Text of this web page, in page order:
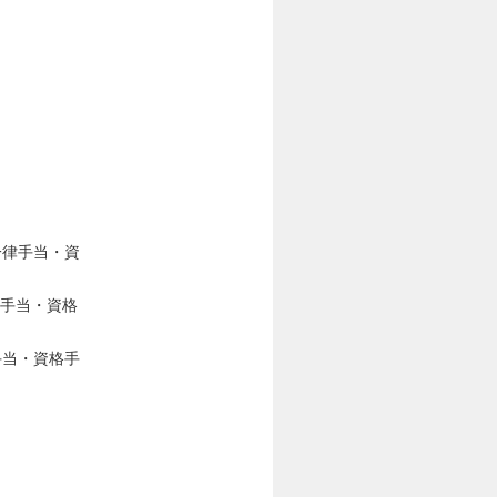
手当・資
当・資格
・資格手